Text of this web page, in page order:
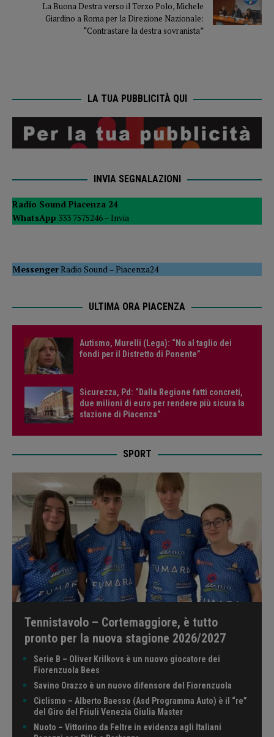
La Buona Destra verso il Terzo Polo, Michele
Giardino a Roma per la Direzione Nazionale:
“Contrastare la destra sovranista”
LA TUA PUBBLICITÀ QUI
INVIA SEGNALAZIONI
Radio Sound Piacenza 24
WhatsApp 333 7575246 – Invia
MessengerRadio Sound –Piacenza24
ULTIMA ORA PIACENZA
Autismo, Murelli (Lega): “No al taglio dei
fondi per il Distretto di Ponente”
Sicurezza, Pd: “Dalla Regione fatti concreti,
due milioni di euro per rendere più sicura la
stazione di Piacenza”
SPORT
Tennistavolo – Cortemaggiore, è tutto
pronto per la nuova stagione 2026/2027
Serie B – Oliver Krilkovs è un nuovo giocatore dei
Fiorenzuola Bees
Savino Orazzo è un nuovo difensore del Fiorenzuola
Ciclismo – Alberto Baesso (Asd Programma Auto) è il “re”
del Giro del Friuli Venezia Giulia Master
Nuoto – Vittorino da Feltre in evidenza agli Italiani